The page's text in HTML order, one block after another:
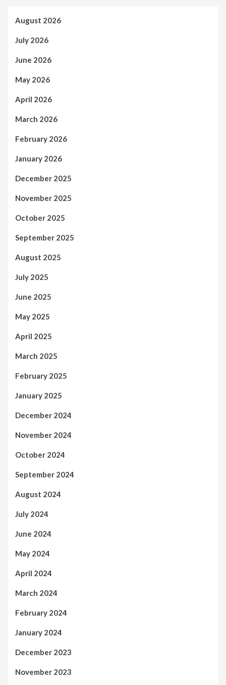
August 2026
July 2026
June 2026
May 2026
April 2026
March 2026
February 2026
January 2026
December 2025
November 2025
October 2025
September 2025
August 2025
July 2025
June 2025
May 2025
April 2025
March 2025
February 2025
January 2025
December 2024
November 2024
October 2024
September 2024
August 2024
July 2024
June 2024
May 2024
April 2024
March 2024
February 2024
January 2024
December 2023
November 2023